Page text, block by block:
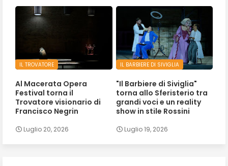
IL TROVATORE
Al Macerata Opera
Festival torna il
Trovatore visionario di
Francisco Negrin
Luglio 20, 2026
IL BARBIERE DI SIVIGLIA
"Il Barbiere di Siviglia"
torna allo Sferisterio tra
grandi voci e un reality
show in stile Rossini
Luglio 19, 2026